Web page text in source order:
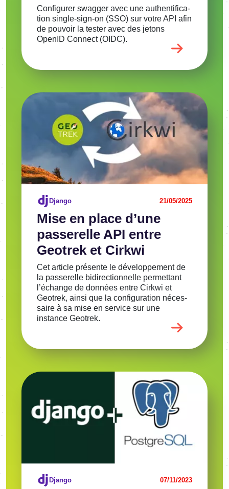
Confi­gu­rer swag­ger avec une authen­ti­fi­ca­
tion single-sign-on (SSO) sur votre API afin
de pouvoir la tester avec des jetons
OpenID Connect (OIDC).
Mise en place d’une
passe­relle API entre
Geotrek et Cirkwi
Django 21/05/2025
Cet article présente le déve­lop­pe­ment de
la passe­relle bidi­rec­tion­nelle permet­tant
l’échange de données entre Cirkwi et
Geotrek, ainsi que la confi­gu­ra­tion néces­
saire à sa mise en service sur une
instance Geotrek.
Voir l'article
Image
Django 07/11/2023
Voir l'article
Image